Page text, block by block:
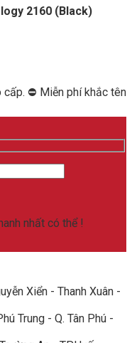
2160 (Black)
⛔ Miễn phí khắc tên
nhất có thể !
Xiển - Thanh Xuân -
Trung - Q. Tân Phú -